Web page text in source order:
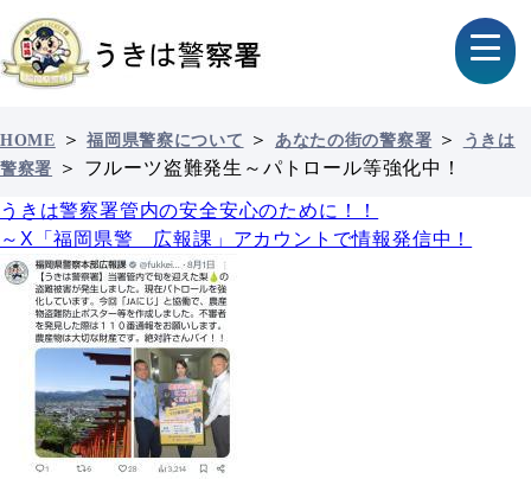
HOME ＞福岡県警察について ＞ あなたの街の警察署 ＞
うきは
警察署
＞ フルーツ盗難発生～パトロール等強化中！
うきは警察署管内の安全安心のために！！
～X「福岡県警 広報課」アカウントで情報発信中！